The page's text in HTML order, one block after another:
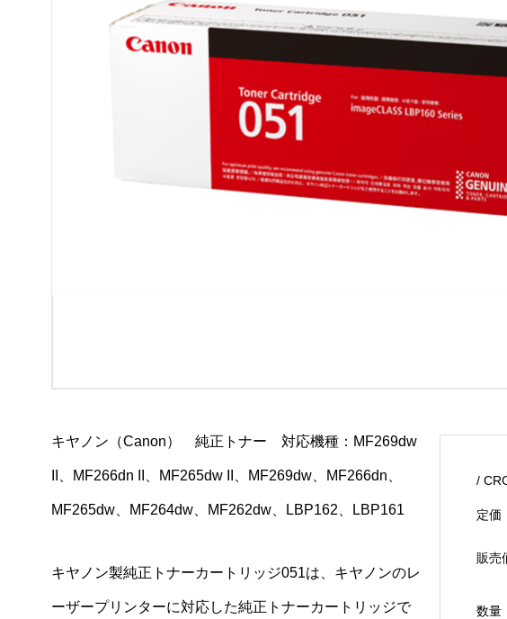
キヤノン（Canon） 純正トナー 対応機種：MF269dw
II、MF266dn II、MF265dw II、MF269dw、MF266dn、
MF265dw、MF264dw、MF262dw、LBP162、LBP161
キヤノン製純正トナーカートリッジ051は、キヤノンのレ
ーザープリンターに対応した純正トナーカートリッジで
/
定価
販売
数量